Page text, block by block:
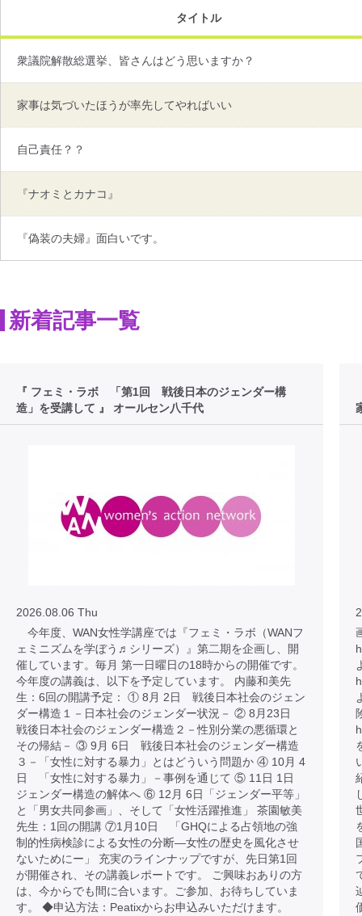
タイトル
衆議院解散総選挙、皆さんはどう思いますか？
家事は気づいたほうが率先してやればいい
自己責任？？
『ナオミとカナコ』
『偽装の夫婦』面白いです。
新着記事一覧
『 フェミ・ラボ 「第1回 戦後日本のジェンダー構
造」を受講して 』 オールセン八千代
2026.08.06 Thu
今年度、WAN女性学講座では『フェミ・ラボ（WANフ
ェミニズムを学ぼう♬シリーズ）』第二期を企画し、開
催しています。毎月 第一日曜日の18時からの開催です。
今年度の講義は、以下を予定しています。 内藤和美先
生：6回の開講予定： ① 8月 2日 戦後日本社会のジェン
ダー構造１－日本社会のジェンダー状況－ ② 8月23日
戦後日本社会のジェンダー構造２－性別分業の悪循環と
その帰結－ ③ 9月 6日 戦後日本社会のジェンダー構造
３－「女性に対する暴力」とはどういう問題か ④ 10月 4
日 「女性に対する暴力」－事例を通じて ⑤ 11日 1日
ジェンダー構造の解体へ ⑥ 12月 6日「ジェンダー平等」
と「男女共同参画」、そして「女性活躍推進」 茶園敏美
先生：1回の開講 ⑦1月10日 「GHQによる占領地の強
制的性病検診による女性の分断―女性の歴史を風化させ
ないためにー」 充実のラインナップですが、先日第1回
が開催され、その講義レポートです。 ご興味おありの方
は、今からでも間に合います。ご参加、お待ちしていま
す。 ◆申込方法：Peatixからお申込みいただけます。